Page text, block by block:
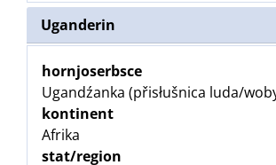
Uganderin
hornjoserbsce
Ugandźanka (přisłušnica luda/
kontinent
Afrika
stat/region